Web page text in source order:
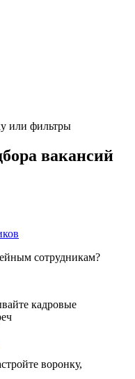
или фильтры
вакансий
сотрудникам?
кадровые
воронку,